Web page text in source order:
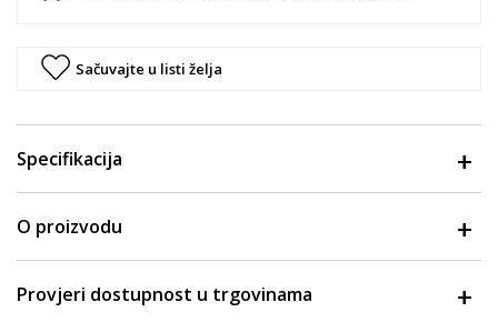
Sačuvajte u listi želja
Specifikacija
O proizvodu
Provjeri dostupnost u trgovinama